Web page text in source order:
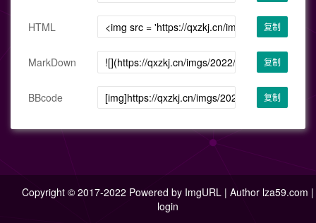
HTML 复制
MarkDown 复制
BBcode 复制
Copyright © 2017-2022 Powered by ImgURL | Author lza59.com |
login